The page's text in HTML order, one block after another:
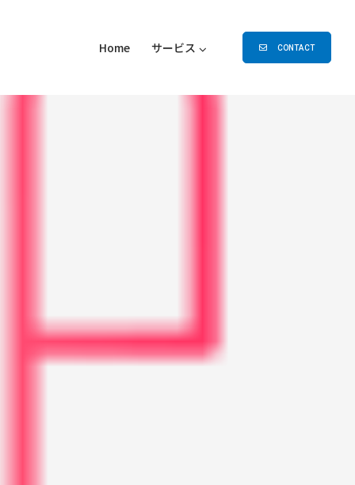
Home サービス CONTACT